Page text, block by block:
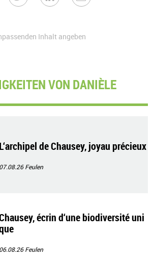
Inhalt angeben
VON DANIÈLE
L‘archipel de Chausey, joyau précieux
07.08.26Feulen
écrin d‘une biodiversité uni
06.08.26Feulen